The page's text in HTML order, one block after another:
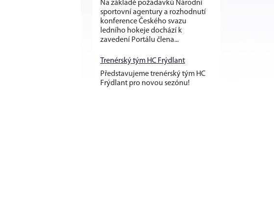
Na základě požadavků Národní
sportovní agentury a rozhodnutí
konference Českého svazu
ledního hokeje dochází k
zavedení Portálu člena...
Trenérský tým HC Frýdlant
Představujeme trenérský tým HC
Frýdlant pro novou sezónu!